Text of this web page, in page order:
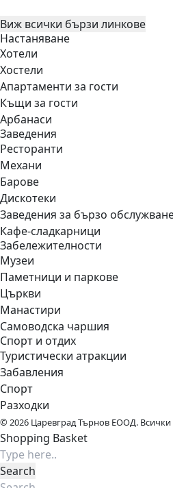
Виж всички бързи линкове
Настаняване
Хотели
Хостели
Апартаменти за гости
Къщи за гости
Арбанаси
Заведения
Ресторанти
Механи
Барове
Дискотеки
Заведения за бързо
Кафе-сладкарници
Забележителности
Музеи
Паметници и паркове
Църкви
Манастири
Самоводска чаршия
Спорт и отдих
Туристически атракции
Забавления
Спорт
Разходки
© 2026 Царевград Търнов ЕООД. Всички
Shopping Basket